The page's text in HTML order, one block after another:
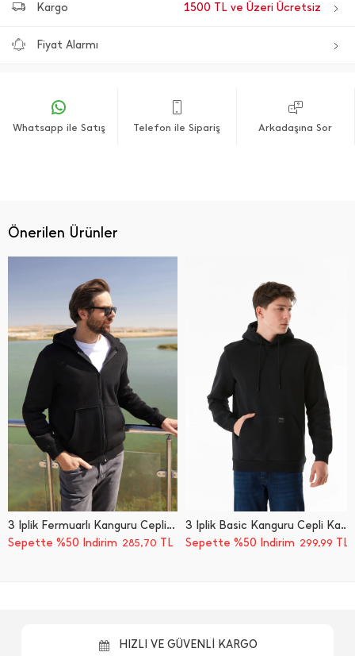
Kargo 1500 TL ve Üzeri Ücretsiz
Fiyat Alarmı
Whatsapp ile Satış Telefon ile Sipariş Arkadaşına Sor
Önerilen Ürünler
3 İ̇plik Fermuarlı Kanguru Cepli Sweatshirt
Sepette %50 İndirim 285,70 TL
3 İ̇plik Basic Kanguru Cepli Kapüşonlu Sweatshirt Hoodie
Sepette %50 İndirim 299,99 TL
HIZLI VE GÜVENLİ KARGO